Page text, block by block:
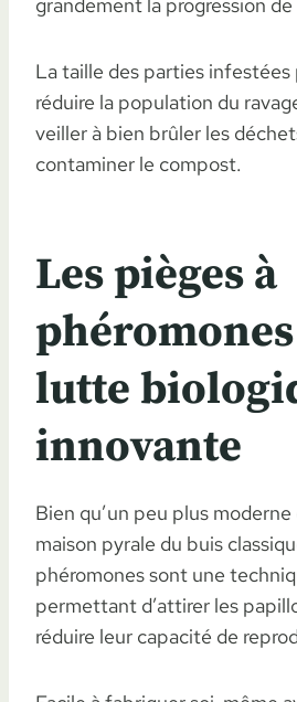
grandement la progression
La taille des parties infestées
réduire la population du
veiller à bien brûler les
contaminer le compost.
Les pièges à
lutte
innovante
Bien qu’un peu plus
maison pyrale du buis
phéromones sont une
permettant d’attirer les
réduire leur capacité de